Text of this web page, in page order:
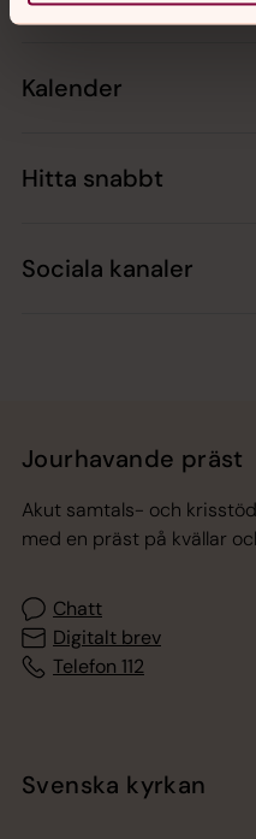
Kalender
Hitta snabbt
Sociala kanaler
Jourhavande präst
Akut samtals- och
med en präst på kvällar
Chatt
Digitalt brev
Telefon 112
Svenska kyrkan